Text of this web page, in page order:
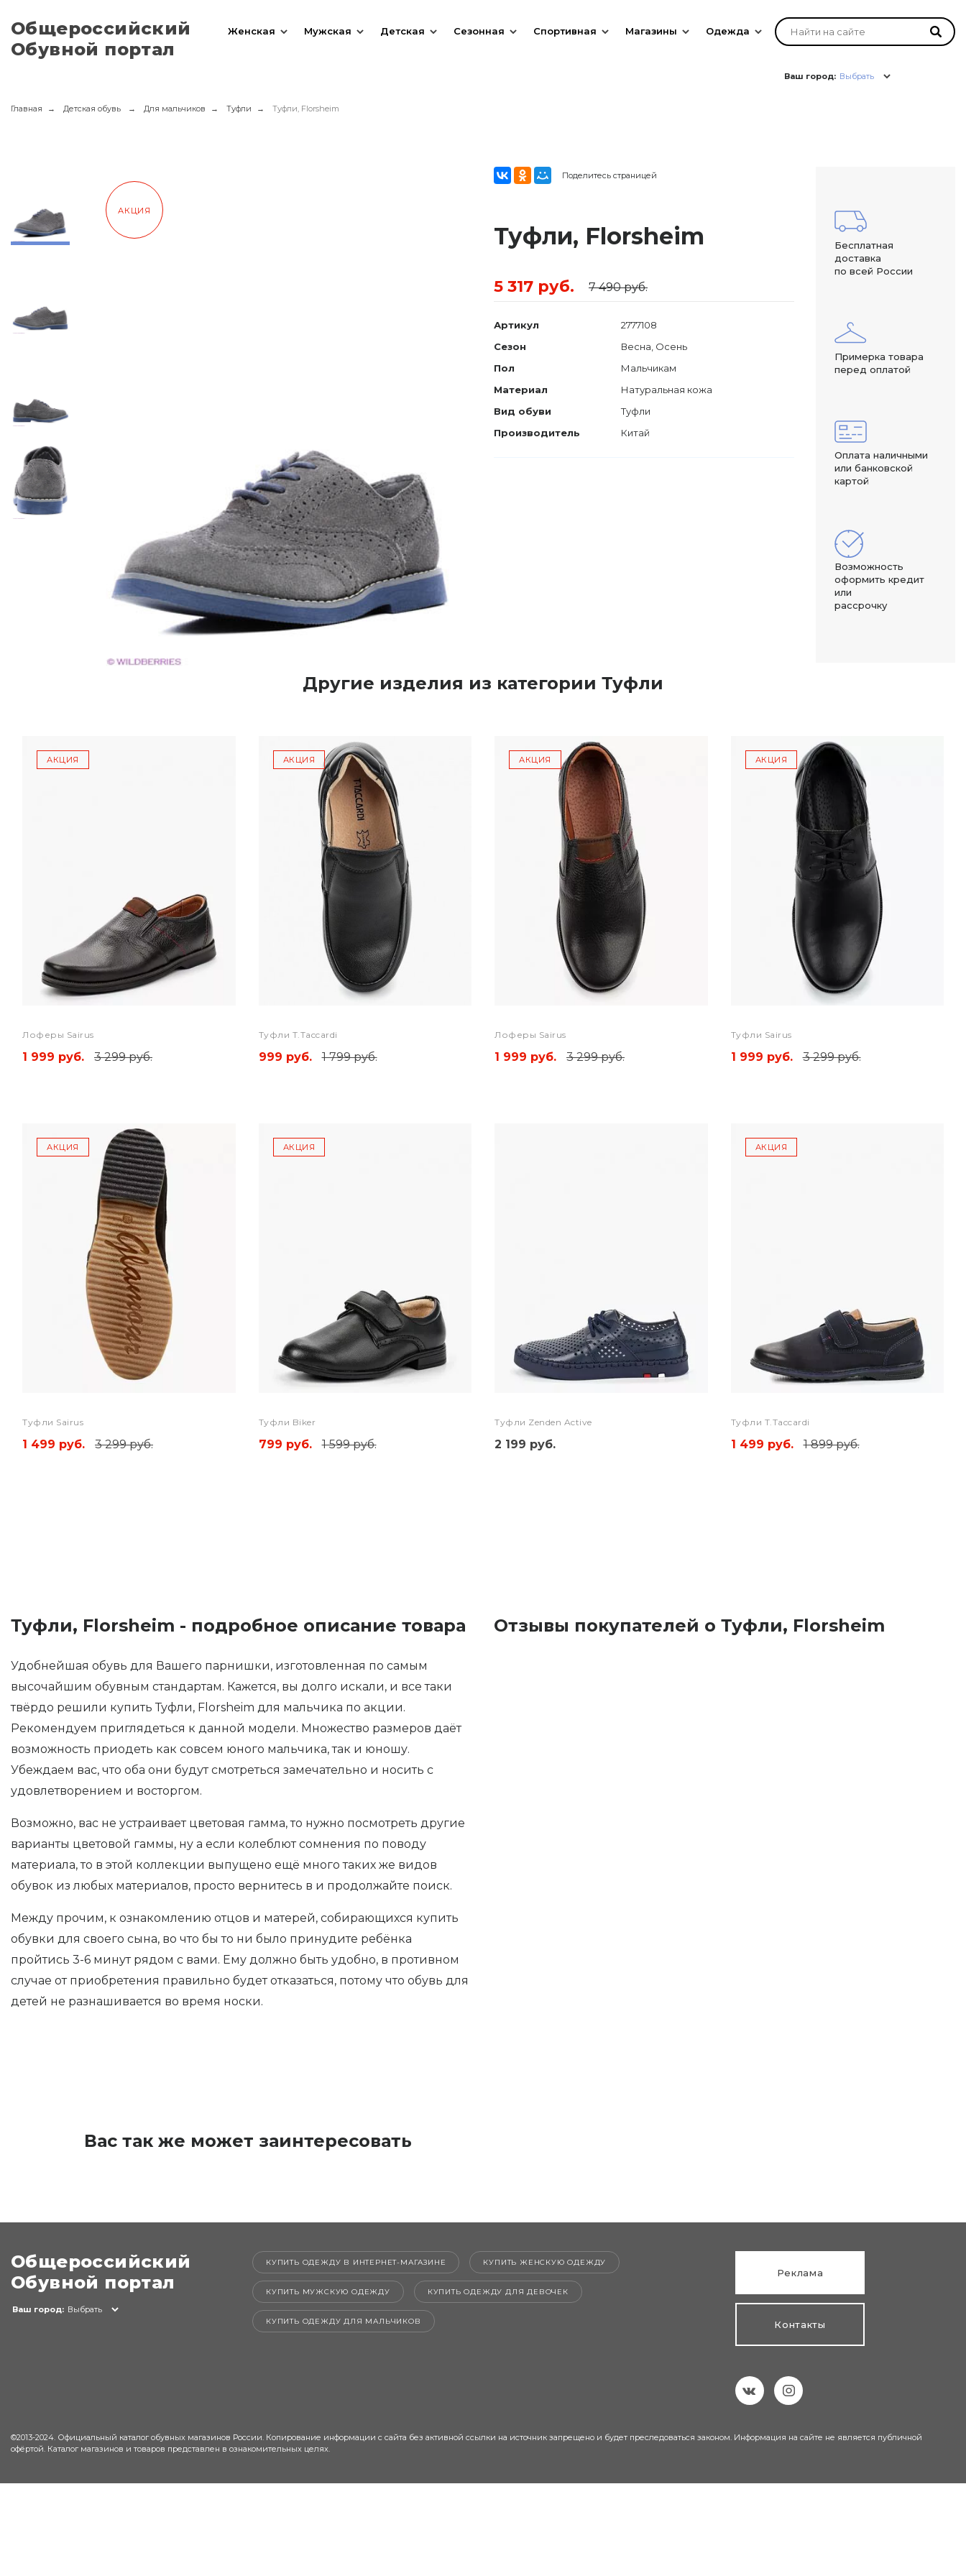
Общероссийский
Обувной портал
Женская Мужская Детская Сезонная Спортивная Магазины Одежда
Ваш город: Выбрать
Главная Детская обувь Для мальчиков Туфли Туфли, Florsheim
АКЦИЯ
Поделитесь страницей
Туфли, Florsheim
5 317 руб. 7 490 руб.
Артикул
2777108
Сезон
Весна, Осень
Пол
Мальчикам
Материал
Натуральная кожа
Вид обуви
Туфли
Производитель
Китай
Бесплатная
доставка
по всей России
Примерка товара
перед оплатой
Оплата наличными
или банковской
картой
Возможность
оформить кредит
или
рассрочку
Другие изделия из категории Туфли
АКЦИЯ
Лоферы Sairus
1 999 руб. 3 299 руб.
АКЦИЯ
Туфли T.Taccardi
999 руб. 1 799 руб.
АКЦИЯ
Лоферы Sairus
1 999 руб. 3 299 руб.
АКЦИЯ
Туфли Sairus
1 999 руб. 3 299 руб.
АКЦИЯ
Туфли Sairus
1 499 руб. 3 299 руб.
АКЦИЯ
Туфли Biker
799 руб. 1 599 руб.
Туфли Zenden Active
2 199 руб.
АКЦИЯ
Туфли T.Taccardi
1 499 руб. 1 899 руб.
Туфли, Florsheim - подробное описание товара
Удобнейшая обувь для Вашего парнишки, изготовленная по самым
высочайшим обувным стандартам. Кажется, вы долго искали, и все таки
твёрдо решили купить Туфли, Florsheim для мальчика по акции.
Рекомендуем приглядеться к данной модели. Множество размеров даёт
возможность приодеть как совсем юного мальчика, так и юношу.
Убеждаем вас, что оба они будут смотреться замечательно и носить с
удовлетворением и восторгом.
Возможно, вас не устраивает цветовая гамма, то нужно посмотреть другие
варианты цветовой гаммы, ну а если колеблют сомнения по поводу
материала, то в этой коллекции выпущено ещё много таких же видов
обувок из любых материалов, просто вернитесь в и продолжайте поиск.
Между прочим, к ознакомлению отцов и матерей, собирающихся купить
обувки для своего сына, во что бы то ни было принудите ребёнка
пройтись 3-6 минут рядом с вами. Ему должно быть удобно, в противном
случае от приобретения правильно будет отказаться, потому что обувь для
детей не разнашивается во время носки.
Отзывы покупателей о Туфли, Florsheim
Вас так же может заинтересовать
Общероссийский
Обувной портал
Ваш город: Выбрать
КУПИТЬ ОДЕЖДУ В ИНТЕРНЕТ-МАГАЗИНЕ КУПИТЬ ЖЕНСКУЮ ОДЕЖДУ
КУПИТЬ МУЖСКУЮ ОДЕЖДУ КУПИТЬ ОДЕЖДУ ДЛЯ ДЕВОЧЕК
КУПИТЬ ОДЕЖДУ ДЛЯ МАЛЬЧИКОВ
Реклама
Контакты
©2013-2024. Официальный каталог обувных магазинов России. Копирование информации с сайта без активной ссылки на источник запрещено и будет преследоваться законом. Информация на сайте не является публичной
офёртой. Каталог магазинов и товаров представлен в ознакомительных целях.